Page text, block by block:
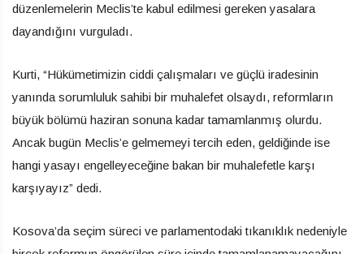
düzenlemelerin Meclis’te kabul edilmesi gereken yasalara
dayandığını vurguladı.
Kurti, “Hükümetimizin ciddi çalışmaları ve güçlü iradesinin
yanında sorumluluk sahibi bir muhalefet olsaydı, reformların
büyük bölümü haziran sonuna kadar tamamlanmış olurdu.
Ancak bugün Meclis’e gelmemeyi tercih eden, geldiğinde ise
hangi yasayı engelleyeceğine bakan bir muhalefetle karşı
karşıyayız” dedi.
Kosova’da seçim süreci ve parlamentodaki tıkanıklık nedeniyle